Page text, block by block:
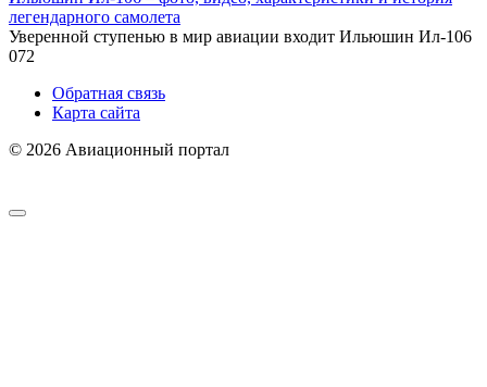
легендарного самолета
Уверенной ступенью в мир авиации входит Ильюшин Ил-106
072
Обратная связь
Карта сайта
© 2026 Авиационный портал